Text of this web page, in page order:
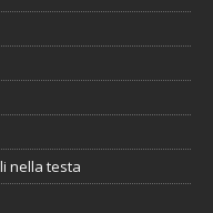
nella testa